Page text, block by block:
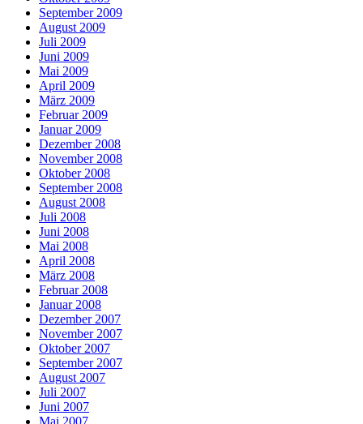
September 2009
August 2009
Juli 2009
Juni 2009
Mai 2009
April 2009
März 2009
Februar 2009
Januar 2009
Dezember 2008
November 2008
Oktober 2008
September 2008
August 2008
Juli 2008
Juni 2008
Mai 2008
April 2008
März 2008
Februar 2008
Januar 2008
Dezember 2007
November 2007
Oktober 2007
September 2007
August 2007
Juli 2007
Juni 2007
Mai 2007